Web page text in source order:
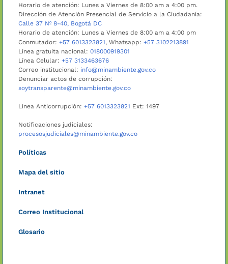
Horario de atención: Lunes a Viernes de 8:00 am a 4:00 pm.
Dirección de Atención Presencial de Servicio a la Ciudadanía:
Calle 37 Nº 8-40, Bogotá DC
Horario de atención: Lunes a Viernes de 8:00 am a 4:00 pm
Conmutador: +57 6013323821, Whatsapp: +57 3102213891
Línea gratuita nacional: 018000919301
Línea Celular: +57 3133463676
Correo institucional: info@minambiente.gov.co
Denunciar actos de corrupción:
soytransparente@minambiente.gov.co
Línea Anticorrupción: +57 6013323821 Ext: 1497
Notificaciones judiciales:
procesosjudiciales@minambiente.gov.co
Políticas
Mapa del sitio
Intranet
Correo Institucional
Glosario